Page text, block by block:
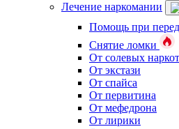
Лечение наркомании
Помощь при
Снятие ломки
От солевых
От экстази
От спайса
От первитина
От мефедрона
От лирики